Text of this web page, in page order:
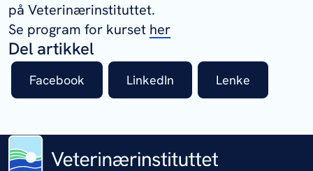
på Veterinærinstituttet.
Se program for kurset her
Del artikkel
Facebook LinkedIn Lenke